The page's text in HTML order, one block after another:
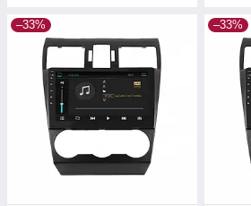
–33% –33%